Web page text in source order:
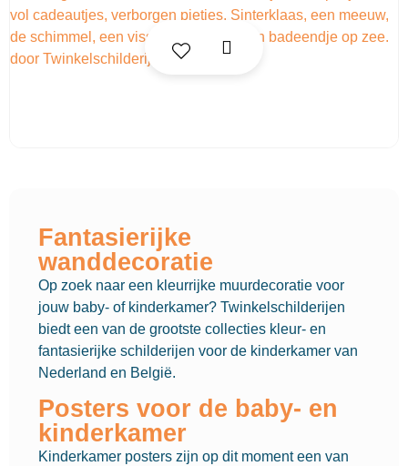
Fantasierijke
wanddecoratie
Op zoek naar een kleurrijke muurdecoratie voor
jouw baby- of kinderkamer? Twinkelschilderijen
biedt een van de grootste collecties kleur- en
fantasierijke schilderijen voor de kinderkamer van
Nederland en België.
Posters voor de baby- en
kinderkamer
Kinderkamer posters zijn op dit moment een van